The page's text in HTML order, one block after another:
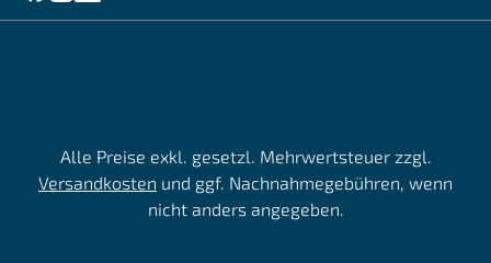
Alle Preise exkl. gesetzl. Mehrwertsteuer zzgl.
Versandkosten und ggf. Nachnahmegebühren, wenn
nicht anders angegeben.